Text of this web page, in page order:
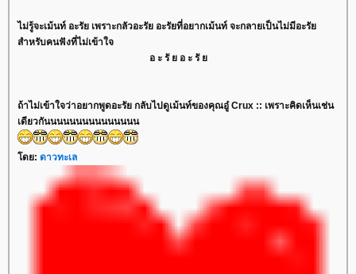
ไม่รู้จะเม้นท์ อะรัย เพราะกลัวอะรัย อะรัยที่อยากเม้นท์ จะกลายเป็นไม่มีอะรัย
สำหรับคนฟังที่ไม่เข้าใจ
อ ะ รั ย อ ะ รั ย
ถ้าไม่เข้าใจว่าอยากพูดอะรัย กลับไปดูเม้นท์ของคุณอู๋ Crux :: เพราะคิดเห็นเช่น
เดียวกันนนนนนนนนนนนนนน
โดย: ดาวทะเล